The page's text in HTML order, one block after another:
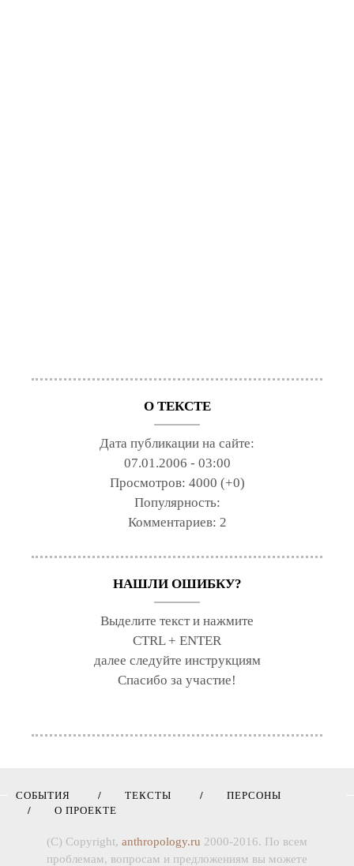
О ТЕКСТЕ
Дата публикации на сайте:
07.01.2006 - 03:00
Просмотров: 4000 (+0)
Популярность:
Комментариев: 2
НАШЛИ ОШИБКУ?
Выделите текст и нажмите
CTRL + ENTER
далее следуйте инструкциям
Спасибо за участие!
СОБЫТИЯ ТЕКСТЫ
ПЕРСОНЫ
О ПРОЕКТЕ
(C) Copyright, anthropology.ru 2000-2016. По всем
проблемам, вопросам и предложениям вы можете